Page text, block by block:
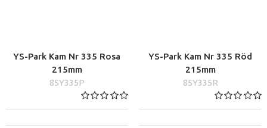
YS-Park Kam Nr 335 Rosa
215mm
85Y335P
YS-Park Kam Nr 335 Röd
215mm
85Y335R